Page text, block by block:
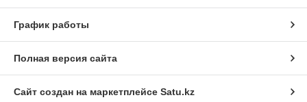
График работы
Полная версия сайта
Сайт создан на маркетплейсе Satu.kz